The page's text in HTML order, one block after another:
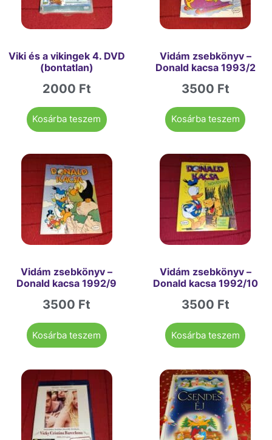
Viki és a vikingek 4. DVD
(bontatlan)
2000 Ft
Kosárba teszem
Vidám zsebkönyv –
Donald kacsa 1993/2
3500 Ft
Kosárba teszem
Vidám zsebkönyv –
Donald kacsa 1992/9
3500 Ft
Kosárba teszem
Vidám zsebkönyv –
Donald kacsa 1992/10
3500 Ft
Kosárba teszem